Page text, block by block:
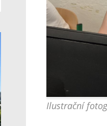
Ilustrační